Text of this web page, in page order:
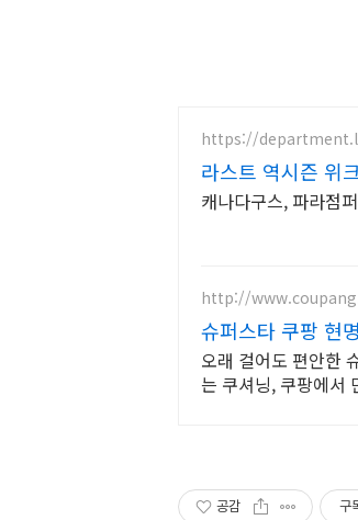
https://
라스트 역시즌 위
캐나다구스, 파라점
http://
슈퍼스타 쿠팡 현
오래 걸어도 편안한
는 쿠셔닝, 쿠팡에서
공감 구